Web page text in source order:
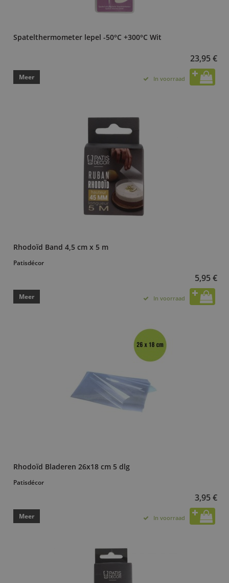
Spatelthermometer lepel -50°C +300°C Wit
23,95 €
Meer In voorraad
Rhodoïd Band 4,5 cm x 5 m
Patisdécor
5,95 €
Meer In voorraad
Rhodoïd Bladeren 26x18 cm 5 dlg
Patisdécor
3,95 €
Meer In voorraad